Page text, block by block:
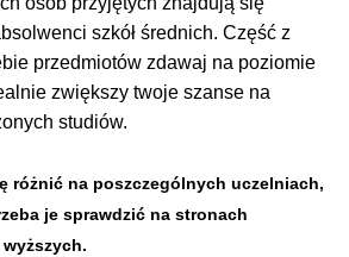
szkół średnich. Część z
przedmiotów zdawaj na poziomie
zwiększy twoje szanse na
studiów.
różnić na poszczególnych uczelniach,
je sprawdzić na stronach